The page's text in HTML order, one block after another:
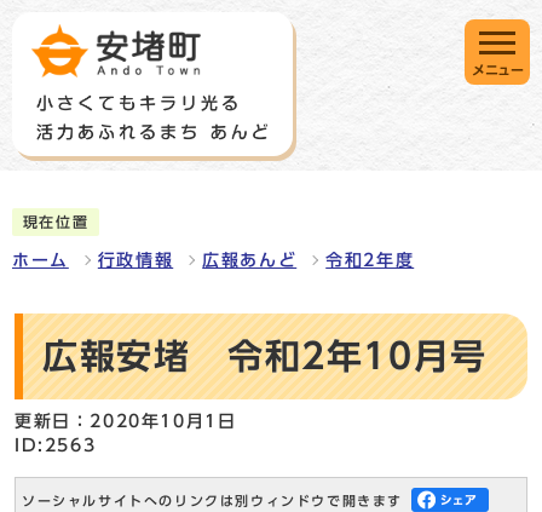
メニュー
現在位置
ホーム 行政情報 広報あんど 令和2年度
広報安堵 令和2年10月号
更新日：2020年10月1日
ID:2563
ソーシャルサイトへのリンクは別ウィンドウで開きます